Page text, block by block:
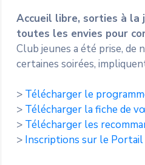
Accueil libre, sorties à la
toutes les envies pour
Club jeunes a été prise, de
certaines soirées,
> Télécharger le
> Télécharger la fiche de
> Télécharger les
> Inscriptions sur le